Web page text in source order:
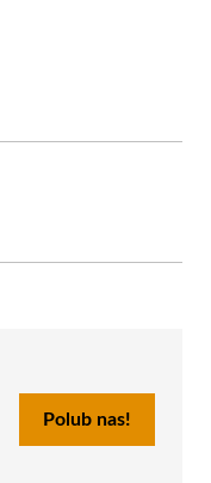
Polub nas!